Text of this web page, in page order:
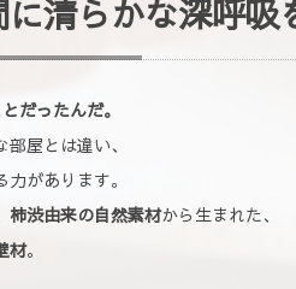
清らかな深呼吸
だったんだ。
屋とは違い、
があります。
柿渋由来の自然素材から生まれた、
材。